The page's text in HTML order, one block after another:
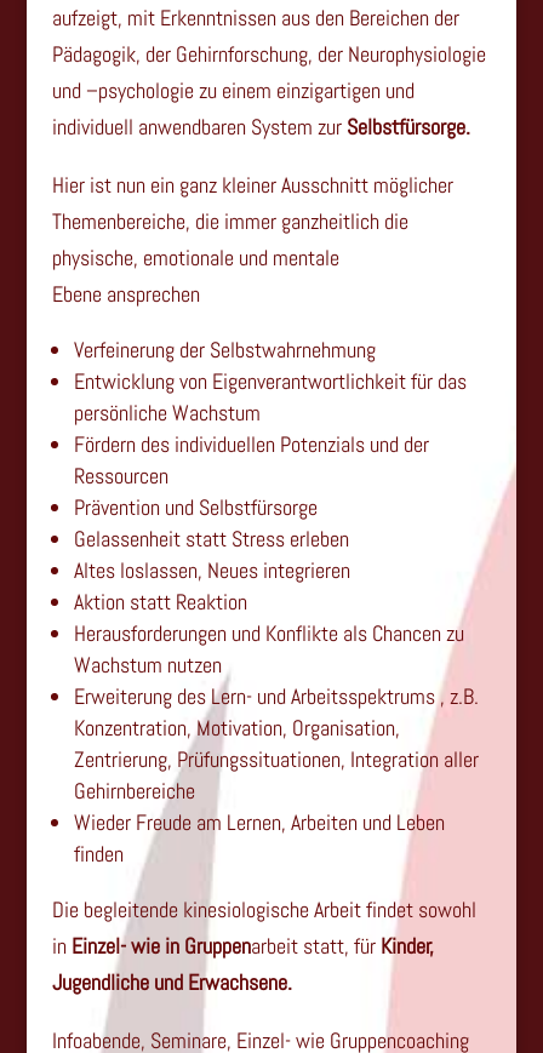
aufzeigt, mit Erkenntnissen aus den Bereichen der
Pädagogik, der Gehirnforschung, der Neurophysiologie
und –psychologie zu einem einzigartigen und
individuell anwendbaren System zur Selbstfürsorge.
Hier ist nun ein ganz kleiner Ausschnitt möglicher
Themenbereiche, die immer ganzheitlich die
physische, emotionale und mentale
Ebene ansprechen
Verfeinerung der Selbstwahrnehmung
Entwicklung von Eigenverantwortlichkeit für das
persönliche Wachstum
Fördern des individuellen Potenzials und der
Ressourcen
Prävention und Selbstfürsorge
Gelassenheit statt Stress erleben
Altes loslassen, Neues integrieren
Aktion statt Reaktion
Herausforderungen und Konflikte als Chancen zu
Wachstum nutzen
Erweiterung des Lern- und Arbeitsspektrums , z.B.
Konzentration, Motivation, Organisation,
Zentrierung, Prüfungssituationen, Integration aller
Gehirnbereiche
Wieder Freude am Lernen, Arbeiten und Leben
finden
Die begleitende kinesiologische Arbeit findet sowohl
in Einzel- wie in Gruppenarbeit statt, für Kinder,
Jugendliche und Erwachsene.
Infoabende, Seminare, Einzel- wie Gruppencoaching